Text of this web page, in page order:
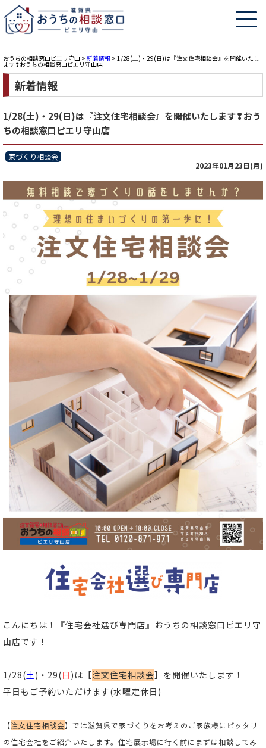
おうちの相談窓口ピエリ守山 > 新着情報 > 1/28(土)・29(日)は『注文住宅相談会』を開催いたし
ます❢おうちの相談窓口ピエリ守山店
新着情報
1/28(土)・29(日)は『注文住宅相談会』を開催いたします❢おう
ちの相談窓口ピエリ守山店
家づくり相談会
2023年01月23日(月)
こんにちは！
『住宅会社選び専門店』おうちの相談窓口ピエリ守
山店です！
1/28(土)・29(日 )は【注文住宅相談会】 を開催いたします！
平日もご予約いただけます(水曜定休日)
【注文住宅相談会】では滋賀県で家づくりをお考えのご家族様にピッタリ
の住宅会社をご紹介いたします。住宅展示場に行く前にまずは相談してみ